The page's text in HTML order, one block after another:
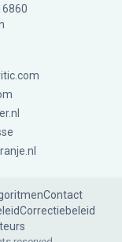
Contact
Correctiebeleid